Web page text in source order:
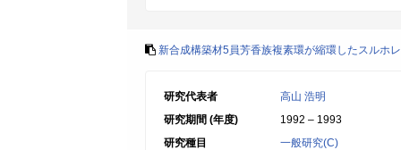
新合成構築材5員芳香族複素環が縮環したスルホ
研究代表者
高山 浩明
研究期間 (年度)
1992 – 1993
研究種目
一般研究(C)